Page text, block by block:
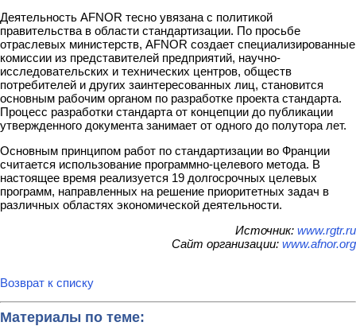
Деятельность AFNOR тесно увязана с политикой
правительства в области стандартизации. По просьбе
отраслевых министерств, AFNOR создает специализированные
комиссии из представителей предприятий, научно-
исследовательских и технических центров, обществ
потребителей и других заинтересованных лиц, становится
основным рабочим органом по разработке проекта стандарта.
Процесс разработки стандарта от концепции до публикации
утвержденного документа занимает от одного до полутора лет.
Основным принципом работ по стандартизации во Франции
считается использование программно-целевого метода. В
настоящее время реализуется 19 долгосрочных целевых
программ, направленных на решение приоритетных задач в
различных областях экономической деятельности.
Источник: www.rgtr.ru
Сайт организации: www.afnor.org
Возврат к списку
Материалы по теме: